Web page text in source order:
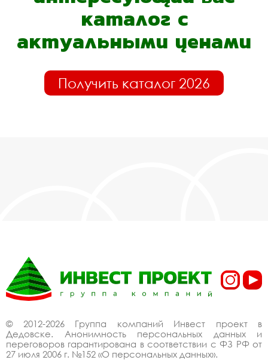
каталог с
актуальными ценами
Получить каталог 2026
© 2012-2026 Группа компаний Инвест проект в
Дедовске. Анонимность персональных данных и
переговоров гарантирована в соответствии с ФЗ РФ от
27 июля 2006 г. №152 «О персональных данных».